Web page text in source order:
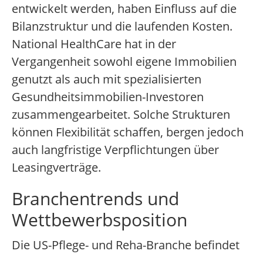
entwickelt werden, haben Einfluss auf die
Bilanzstruktur und die laufenden Kosten.
National HealthCare hat in der
Vergangenheit sowohl eigene Immobilien
genutzt als auch mit spezialisierten
Gesundheitsimmobilien-Investoren
zusammengearbeitet. Solche Strukturen
können Flexibilität schaffen, bergen jedoch
auch langfristige Verpflichtungen über
Leasingverträge.
Branchentrends und
Wettbewerbsposition
Die US-Pflege- und Reha-Branche befindet